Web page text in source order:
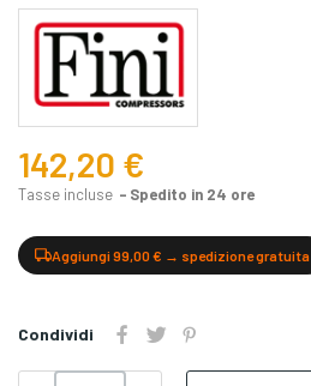
142,20 €
Tasse incluse Spedito in 24 ore
Aggiungi 99,00 € → spedizione gratuita
Condividi